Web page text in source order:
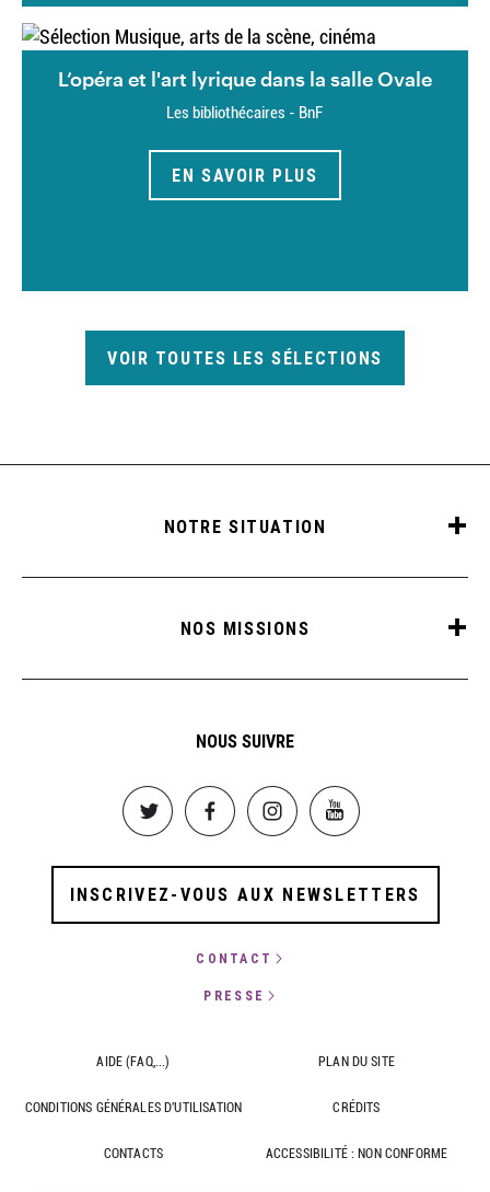
L’opéra et l'art lyrique dans la salle Ovale
Les bibliothécaires - BnF
EN SAVOIR PLUS
VOIR TOUTES LES SÉLECTIONS
NOTRE SITUATION
NOS MISSIONS
NOUS SUIVRE
Image Image Image Image
INSCRIVEZ-VOUS AUX NEWSLETTERS
CONTACT
PRESSE
AIDE (FAQ,...) PLAN DU SITE
CONDITIONS GÉNÉRALES D'UTILISATION CRÉDITS
CONTACTS ACCESSIBILITÉ : NON CONFORME